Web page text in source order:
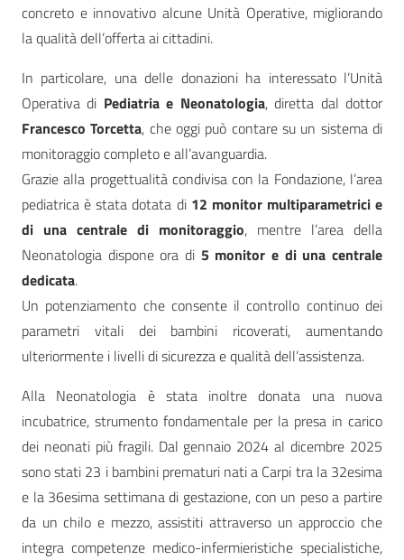
concreto e innovativo alcune Unità Operative, migliorando
la qualità dell’offerta ai cittadini.
In particolare, una delle donazioni ha interessato l’Unità
Operativa di Pediatria e Neonatologia, diretta dal dottor
Francesco Torcetta, che oggi può contare su un sistema di
monitoraggio completo e all’avanguardia.
Grazie alla progettualità condivisa con la Fondazione, l’area
pediatrica è stata dotata di 12 monitor multiparametrici e
di una centrale di monitoraggio, mentre l’area della
Neonatologia dispone ora di 5 monitor e di una centrale
dedicata.
Un potenziamento che consente il controllo continuo dei
parametri vitali dei bambini ricoverati, aumentando
ulteriormente i livelli di sicurezza e qualità dell’assistenza.
Alla Neonatologia è stata inoltre donata una nuova
incubatrice, strumento fondamentale per la presa in carico
dei neonati più fragili. Dal gennaio 2024 al dicembre 2025
sono stati 23 i bambini prematuri nati a Carpi tra la 32esima
e la 36esima settimana di gestazione, con un peso a partire
da un chilo e mezzo, assistiti attraverso un approccio che
integra competenze medico-infermieristiche specialistiche,